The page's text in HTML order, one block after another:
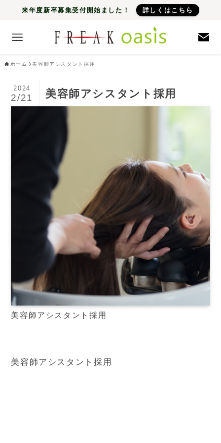
来年度新卒募集受付開始ました！ 詳しくはこちら
ホーム 美容師アシスタント採用
美容師アシスタント採用
2024
2/21
美容師アシスタント採用
美容師アシスタント採用